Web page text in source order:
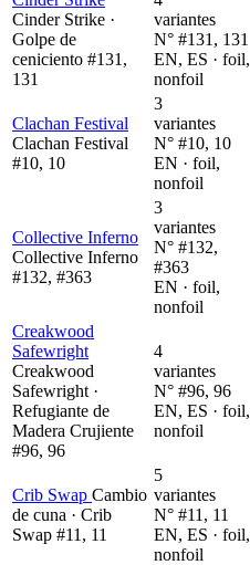
Cinder Strike ·
Golpe de
ceniciento #131,
131
variantes
N° #131, 131
EN, ES · foil,
nonfoil
Clachan Festival
Clachan Festival
#10, 10
3
variantes
N° #10, 10
EN · foil,
nonfoil
Collective Inferno
Collective Inferno
#132, #363
3
variantes
N° #132,
#363
EN · foil,
nonfoil
Creakwood
Safewright
Creakwood
Safewright ·
Refugiante de
Madera Crujiente
#96, 96
4
variantes
N° #96, 96
EN, ES · foil,
nonfoil
Crib Swap Cambio
de cuna · Crib
Swap #11, 11
5
variantes
N° #11, 11
EN, ES · foil,
nonfoil